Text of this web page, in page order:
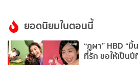
ยอดนิยมในตอนนี้
“ภูผา” HBD “
ที่รัก ขอให้เป็น